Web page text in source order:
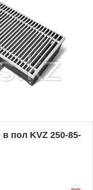
пол KVZ 250-85-